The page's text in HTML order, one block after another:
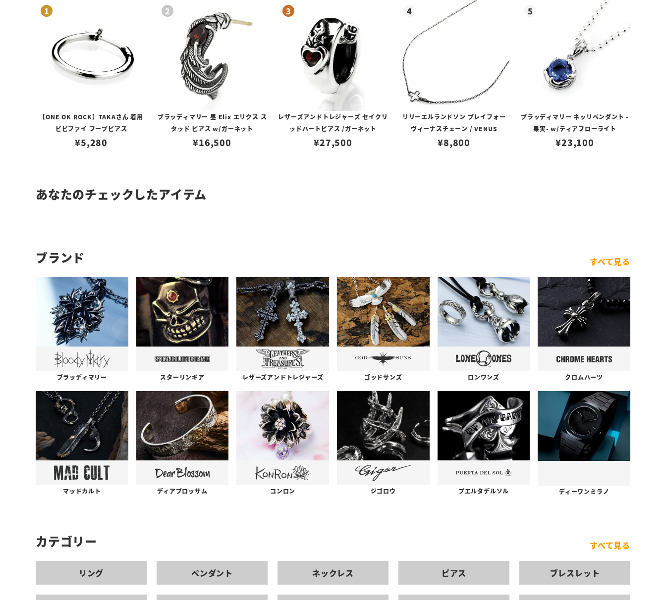
【ONE OK ROCK】TAKAさん 着用
ビビファイ フープピアス
¥5,280
ブラッディマリー 昼 Elix エリクス ス
タッド ピアス w/ガーネット
¥16,500
レザーズアンドトレジャーズ セイクリ
ッドハートピアス /ガーネット
¥27,500
リリーエルランドソン プレイフォー
ヴィーナスチェーン / VENUS
¥8,800
ブラッディマリー ネッリペンダント -
果実- w/ティアフローライト
¥23,100
あなたのチェックしたアイテム
ブランド すべて見る
ブラッディマリー スターリンギア レザーズアンドトレジャーズ ゴッドサンズ ロンワンズ クロムハーツ
マッドカルト ディアブロッサム コンロン ジゴロウ プエルタデルソル ディーワンミラノ
カテゴリー すべて見る
リング ペンダント ネックレス ピアス ブレスレット